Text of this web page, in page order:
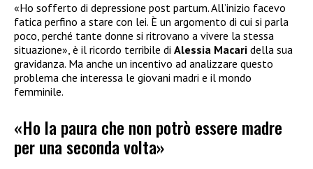
«Ho sofferto di depressione post partum. All’inizio facevo
fatica perfino a stare con lei. È un argomento di cui si parla
poco, perché tante donne si ritrovano a vivere la stessa
situazione», è il ricordo terribile di Alessia Macari della sua
gravidanza. Ma anche un incentivo ad analizzare questo
problema che interessa le giovani madri e il mondo
femminile.
«Ho la paura che non potrò essere madre
per una seconda volta»